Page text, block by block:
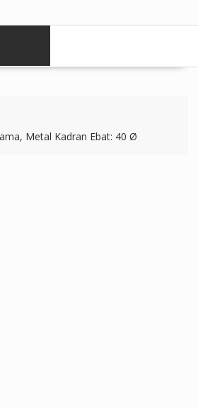
Metal Kadran Ebat: 40 Ø